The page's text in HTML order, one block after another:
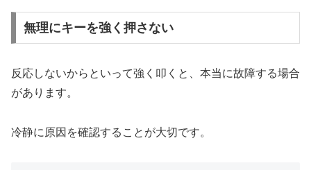
無理にキーを強く押さない
反応しないからといって強く叩くと、本当に故障する場合
があります。
冷静に原因を確認することが大切です。